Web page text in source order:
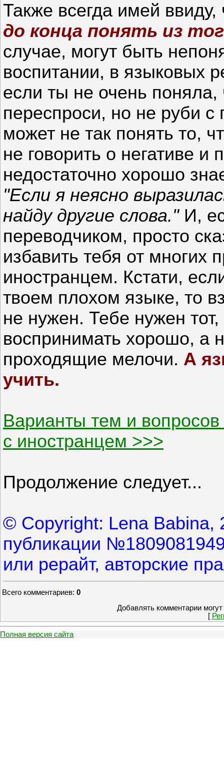
Также всегда имей ввиду,
до конца понять из
случае, могут быть
воспитании, в языковых
если ты не очень
переспроси, но не руби
может не так понять то,
не говорить о негативе и
недостаточно хорошо
"Если я неясно
найду другие слова."И,
переводчиком, просто
избавить тебя от многих
иностранцем. Кстати,
твоем плохом языке, то
не нужен. Тебе нужен
воспринимать хорошо, а
проходящие мелочи. А
учить.
Варианты тем и
с иностранцем >>>
Продолжение следует...
© Copyright: Lena Babina,
публикации
или рерайт, авторские
Всего комментариев: 0
Добавлять комментарии
[
Полная версия сайта